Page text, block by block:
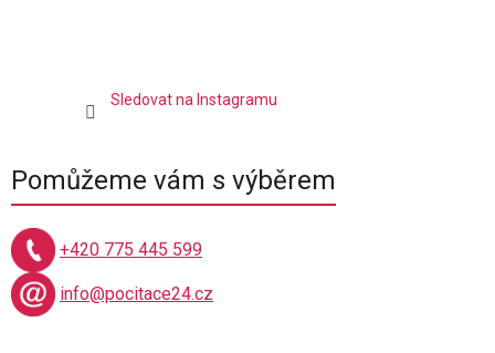
Sledovat na Instagramu
Pomůžeme vám s výběrem
+420 775 445 599
info@pocitace24.cz